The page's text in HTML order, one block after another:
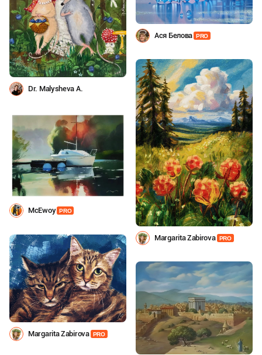
Dr. Malysheva A.
Ася Белова PRO
Margarita Zabirova PRO
МcEwoy PRO
Margarita Zabirova PRO